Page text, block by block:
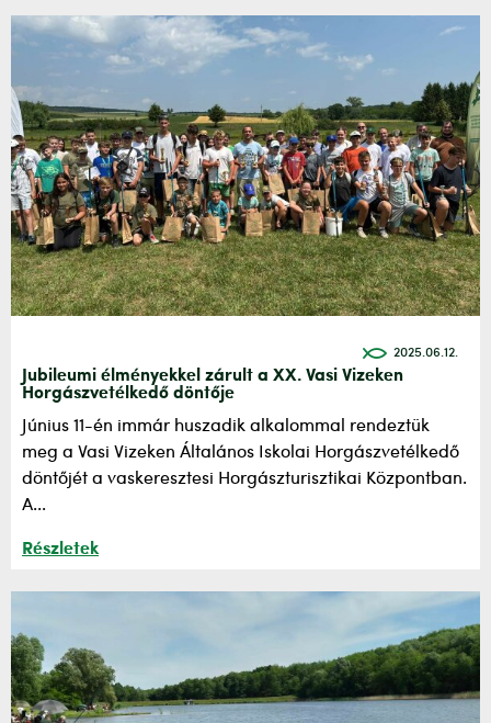
2025.06.12.
Jubileumi élményekkel zárult a XX. Vasi Vizeken
Horgászvetélkedő döntője
Június 11-én immár huszadik alkalommal rendeztük
meg a Vasi Vizeken Általános Iskolai Horgászvetélkedő
döntőjét a vaskeresztesi Horgászturisztikai Központban.
A...
Részletek